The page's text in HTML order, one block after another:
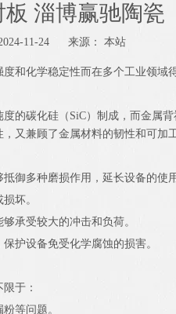
淄博赢驰陶瓷
11-24 来源： 本站
和化学稳定性而在多个工业领域
的碳化硅（SiC）制成，而金属
又兼顾了金属材料的韧性和可加工
御多种磨损作用，延长设备的使用
坏。
承受较大的冲击和负荷。
护设备免受化学腐蚀的损害。
于：
等问题。